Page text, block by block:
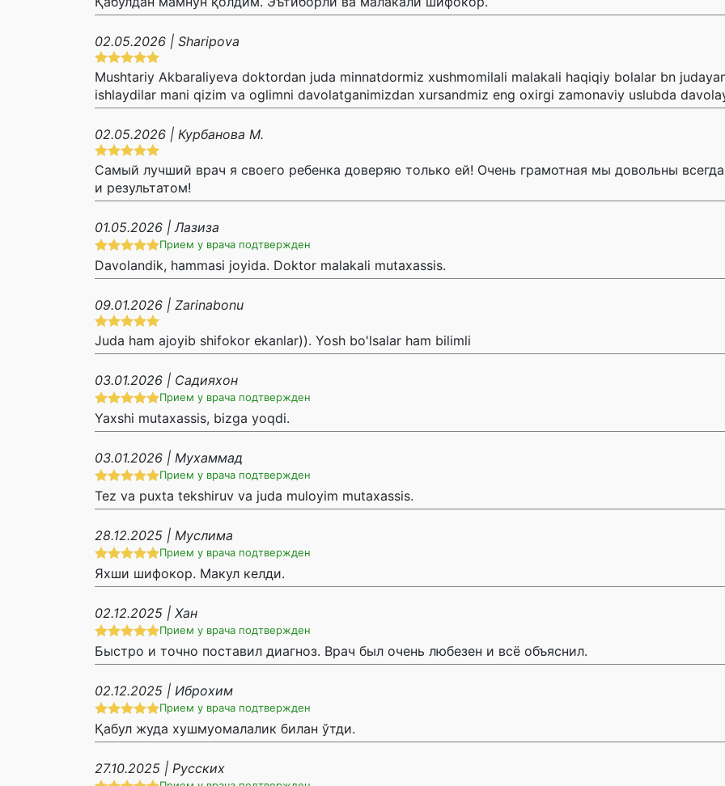
02.05.2026 | Sharipova
Mushtariy Akbaraliyeva doktordan juda minnatdormiz xushmomilali malakali haqiqiy bolalar bn
ishlaydilar mani qizim va oglimni davolatganimizdan xursandmiz eng oxirgi zamonaviy uslubda
02.05.2026 | Курбанова М.
Самый лучший врач я своего ребенка доверяю только ей! Очень грамотная мы довольны
и результатом!
01.05.2026 | Лазиза
Прием у врача подтвержден
Davolandik, hammasi joyida. Doktor malakali mutaxassis.
09.01.2026 | Zarinabonu
Juda ham ajoyib shifokor ekanlar)). Yosh bo'lsalar ham bilimli
03.01.2026 | Садияхон
Прием у врача подтвержден
Yaxshi mutaxassis, bizga yoqdi.
03.01.2026 | Мухаммад
Прием у врача подтвержден
Tez va puxta tekshiruv va juda muloyim mutaxassis.
28.12.2025 | Муслима
Прием у врача подтвержден
Яхши шифокор. Макул келди.
02.12.2025 | Хан
Прием у врача подтвержден
Быстро и точно поставил диагноз. Врач был очень любезен и всё объяснил.
02.12.2025 | Иброхим
Прием у врача подтвержден
Қабул жуда хушмуомалалик билан ўтди.
27.10.2025 | Русских